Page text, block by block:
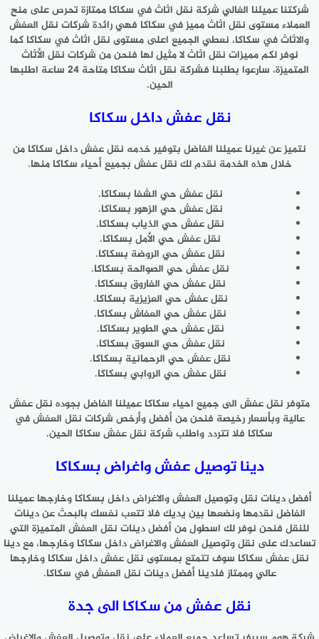
شركتنا عميلنا الغالي شركة نقل اثاث في سكاكا ممتازة تحرص على منح
العملاء مستوى نقل اثاث مميز في سكاكا فهي رائدة شركات نقل العفش
والاثاث في سكاكا، نعطي الجميع اعلى مستوى نقل اثاث في سكاكا كما
نوفر لكم مميزات نقل اثاث لا مثيل لها فنحن من شركات نقل الأثاث
المتميزة، سارعوا بطلبنا فشركة نقل اثاث سكاكا متاحة 24 ساعة اطلبها
الحين.
نقل عفش داخل سكاكا
نتميز عن غيرنا عميلنا الفاضل بتوفير خدمه نقل عفش داخل سكاكا من
خلال هذه الخدمة نقدم لك نقل عفش بجميع أحياء سكاكا منها.
نقل عفش حي الشفا بسكاكا.
نقل عفش حي الزهور بسكاكا.
نقل عفش حي الذياب بسكاكا.
نقل عفش حي الأمل بسكاكا.
نقل عفش حي الروضة بسكاكا.
نقل عفش حي الصوالحة بسكاكا.
نقل عفش حي الفاروق بسكاكا.
نقل عفش حي العزيزية بسكاكا.
نقل عفش حي العفاش بسكاكا.
نقل عفش حي الطوير بسكاكا.
نقل عفش حي السوق بسكاكا.
نقل عفش حي الرحمانية بسكاكا.
نقل عفش حي الروابي بسكاكا.
متوفر نقل عفش الى جميع احياء سكاكا عميلنا الفاضل بجوده نقل عفش
عالية وبأسعار رخيصة فنحن من أفضل وأرخص شركات نقل العفش في
سكاكا فلا تتردد واطلب شركة نقل عفش سكاكا الحين.
دينا توصيل عفش واغراض بسكاكا
أفضل دينات نقل وتوصيل العفش والاغراض داخل بسكاكا وخارجها عميلنا
الفاضل نقدمها ونضعها بين يديك فلا تتعب نفسك بالبحث عن دينات
للنقل فنحن نوفر لك اسطول من أفضل دينات نقل العفش المتميزة التي
تساعدك على نقل وتوصيل العفش والاغراض داخل سكاكا وخارجها، مع دينا
نقل عفش سكاكا سوف تتمتع بمستوى نقل عفش داخل سكاكا وخارجها
عالي وممتاز فلدينا أفضل دينات نقل العفش في سكاكا.
نقل عفش من سكاكا الى جدة